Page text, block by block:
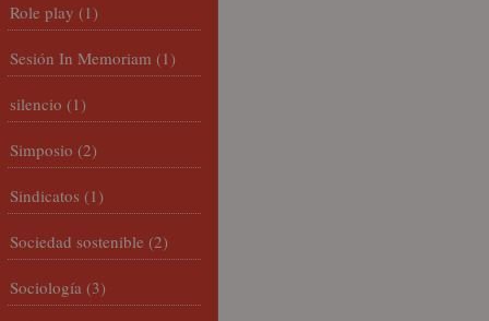
Role play (1)
Sesión In Memoriam (1)
silencio (1)
Simposio (2)
Sindicatos (1)
Sociedad sostenible (2)
Sociología (3)